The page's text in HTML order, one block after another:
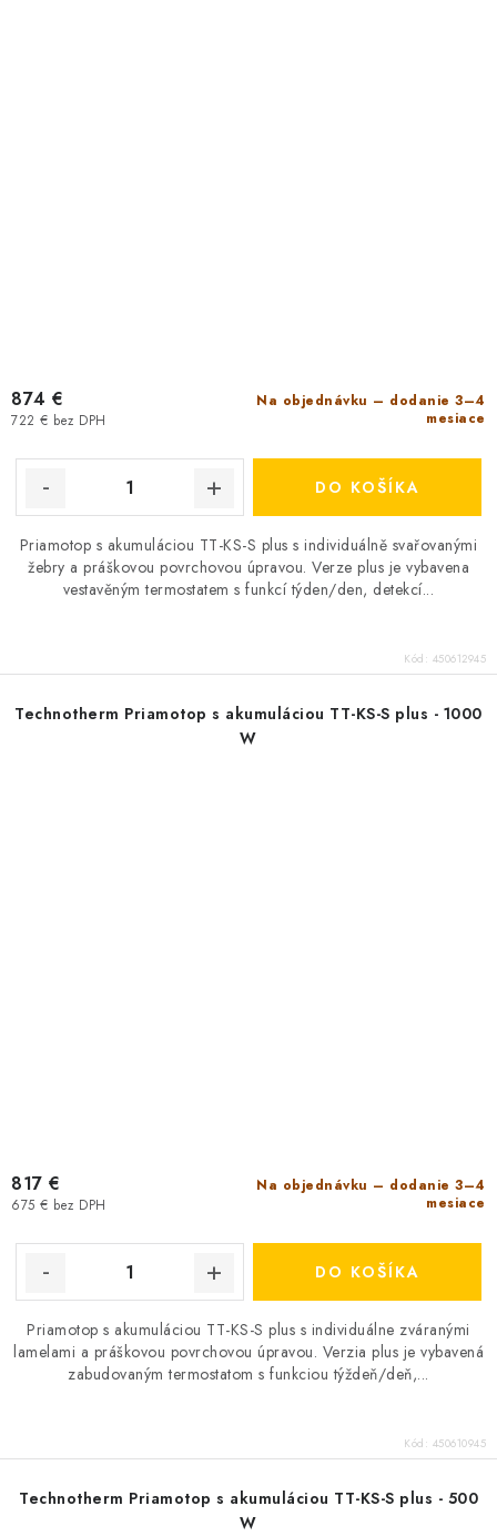
Na objednávku – dodanie 3–4
mesiace
722 € bez DPH
874 €
DO KOŠÍKA
Priamotop s akumuláciou TT-KS-S plus s individuálně svařovanými
žebry a práškovou povrchovou úpravou. Verze plus je vybavena
vestavěným termostatem s funkcí týden/den, detekcí...
Kód: 450612945
Technotherm Priamotop s akumuláciou TT-KS-S plus - 1000
W
Na objednávku – dodanie 3–4
mesiace
675 € bez DPH
817 €
DO KOŠÍKA
Priamotop s akumuláciou TT-KS-S plus s individuálne zváranými
lamelami a práškovou povrchovou úpravou. Verzia plus je vybavená
zabudovaným termostatom s funkciou týždeň/deň,...
Kód: 450610945
Technotherm Priamotop s akumuláciou TT-KS-S plus - 500
W